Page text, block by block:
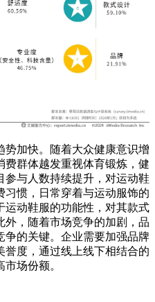
加快。随着大众健康意识增
群体越发重视体育锻炼，健
参与人数持续提升，对运动鞋
习惯，日常穿着与运动服饰的
运动鞋服的功能性，对其款式
，随着市场竞争的加剧，品
争的关键。企业需要加强品牌
度，通过线上线下相结合的
场份额。